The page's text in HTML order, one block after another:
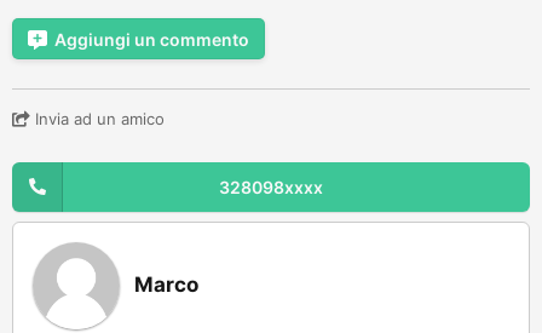
Aggiungi un commento
Invia ad un amico
328098xxxx
Marco